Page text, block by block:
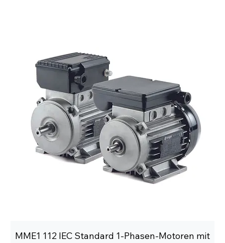
MME1 112 IEC Standard 1-Phasen-Motoren mit